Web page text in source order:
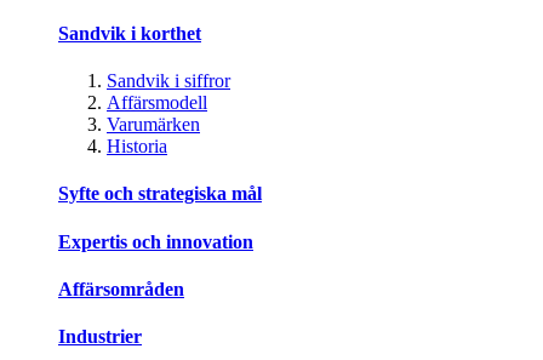
Sandvik i korthet
Sandvik i siffror
Affärsmodell
Varumärken
Historia
Syfte och strategiska mål
Expertis och innovation
Affärsområden
Industrier